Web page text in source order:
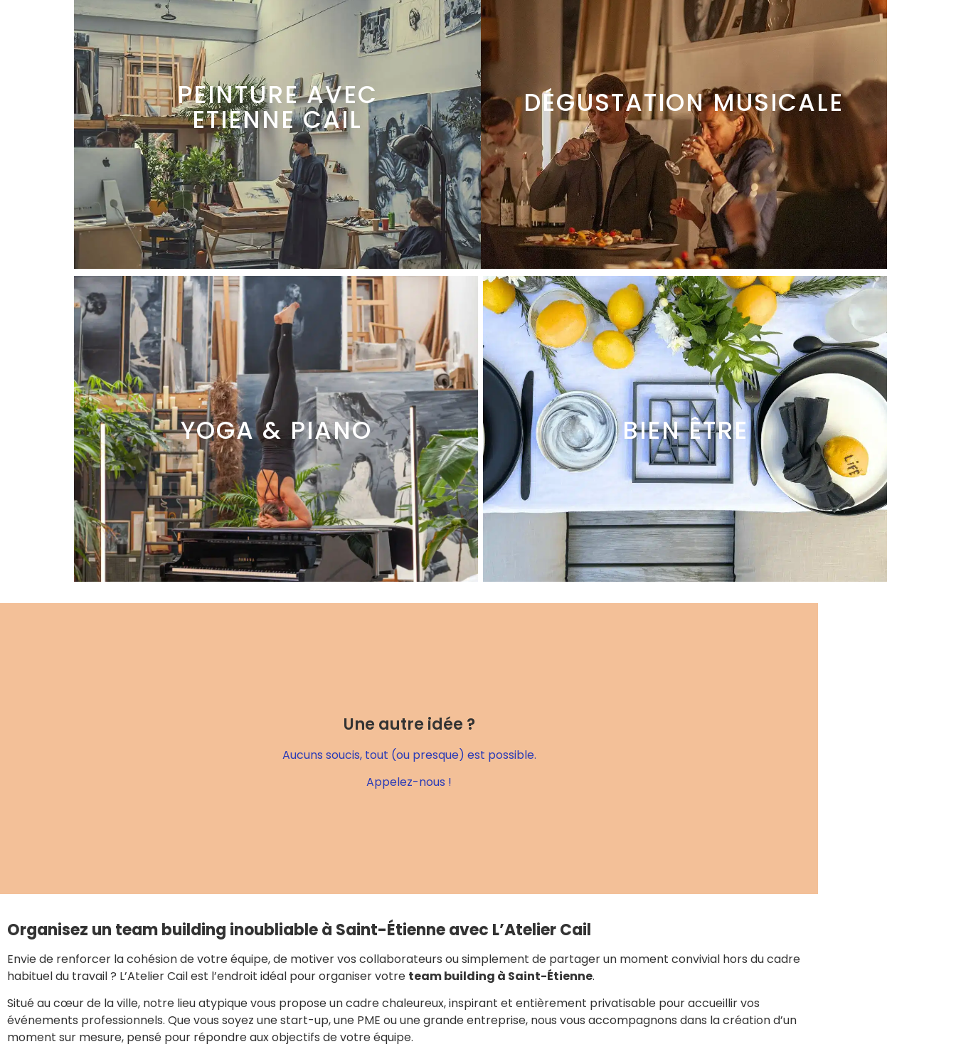
PEINTURE AVEC
ETIENNE CAIL DÉGUSTATION MUSICALE
YOGA & PIANO BIEN ÊTRE
Une autre idée ?
Aucuns soucis, tout (ou presque) est possible.
Appelez-nous !
Organisez un team building inoubliable à Saint-Étienne avec L’Atelier Cail
Envie de renforcer la cohésion de votre équipe, de motiver vos collaborateurs ou simplement de partager un moment convivial hors du cadre
habituel du travail ? L’Atelier Cail est l’endroit idéal pour organiser votre team building à Saint-Étienne.
Situé au cœur de la ville, notre lieu atypique vous propose un cadre chaleureux, inspirant et entièrement privatisable pour accueillir vos
événements professionnels. Que vous soyez une start-up, une PME ou une grande entreprise, nous vous accompagnons dans la création d’un
moment sur mesure, pensé pour répondre aux objectifs de votre équipe.